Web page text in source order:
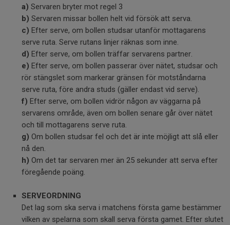
a) Servaren bryter mot regel 3
b) Servaren missar bollen helt vid försök att serva.
c) Efter serve, om bollen studsar utanför mottagarens
serve ruta. Serve rutans linjer räknas som inne.
d) Efter serve, om bollen träffar servarens partner.
e) Efter serve, om bollen passerar över nätet, studsar och
rör stängslet som markerar gränsen för motståndarna
serve ruta, före andra studs (gäller endast vid serve).
f) Efter serve, om bollen vidrör någon av väggarna på
servarens område, även om bollen senare går över nätet
och till mottagarens serve ruta.
g) Om bollen studsar fel och det är inte möjligt att slå eller
nå den.
h) Om det tar servaren mer än 25 sekunder att serva efter
föregående poäng.
SERVEORDNING
Det lag som ska serva i matchens första game bestämmer
vilken av spelarna som skall serva första gamet. Efter slutet